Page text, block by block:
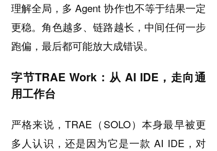
理解全局，多 Agent 协作也不等于结果一定
更稳。角色越多、链路越长，中间任何一步
跑偏，最后都可能放大成错误。
字节TRAE Work：从 AI IDE，走向通
用工作台
严格来说，TRAE（SOLO）本身最早被更
多人认识，还是因为它是一款 AI IDE，对